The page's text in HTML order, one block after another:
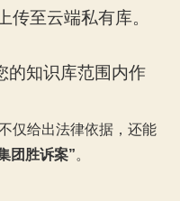
上传至云端私有库。
的知识库范围内作
仅给出法律依据，还能
团胜诉案”。